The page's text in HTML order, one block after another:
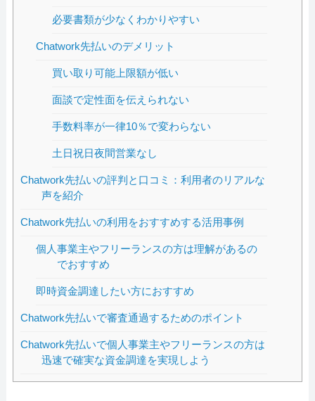
必要書類が少なくわかりやすい
Chatwork先払いのデメリット
買い取り可能上限額が低い
面談で定性面を伝えられない
手数料率が一律10％で変わらない
土日祝日夜間営業なし
Chatwork先払いの評判と口コミ：利用者のリアルな
声を紹介
Chatwork先払いの利用をおすすめする活用事例
個人事業主やフリーランスの方は理解があるの
でおすすめ
即時資金調達したい方におすすめ
Chatwork先払いで審査通過するためのポイント
Chatwork先払いで個人事業主やフリーランスの方は
迅速で確実な資金調達を実現しよう